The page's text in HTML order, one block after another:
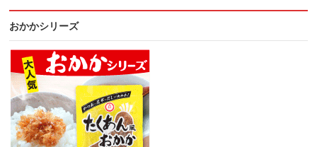
おかかシリーズ